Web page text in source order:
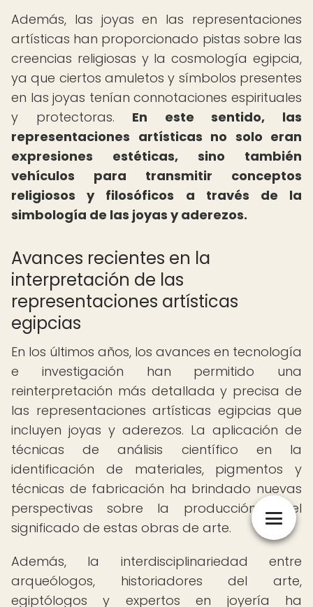
Además, las joyas en las representaciones
artísticas han proporcionado pistas sobre las
creencias religiosas y la cosmología egipcia,
ya que ciertos amuletos y símbolos presentes
en las joyas tenían connotaciones espirituales
y protectoras. En este sentido, las
representaciones artísticas no solo eran
expresiones estéticas, sino también
vehículos para transmitir conceptos
religiosos y filosóficos a través de la
simbología de las joyas y aderezos.
Avances recientes en la
interpretación de las
representaciones artísticas
egipcias
En los últimos años, los avances en tecnología
e investigación han permitido una
reinterpretación más detallada y precisa de
las representaciones artísticas egipcias que
incluyen joyas y aderezos. La aplicación de
técnicas de análisis científico en la
identificación de materiales, pigmentos y
técnicas de fabricación ha brindado nuevas
perspectivas sobre la producción y el
significado de estas obras de arte.
Además, la interdisciplinariedad entre
arqueólogos, historiadores del arte,
egiptólogos y expertos en joyería ha